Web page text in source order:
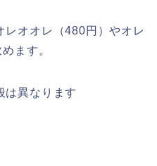
レオオレ（480円）やオレ
ます。
は異なります